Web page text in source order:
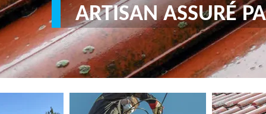
ARTISAN ASSURÉ